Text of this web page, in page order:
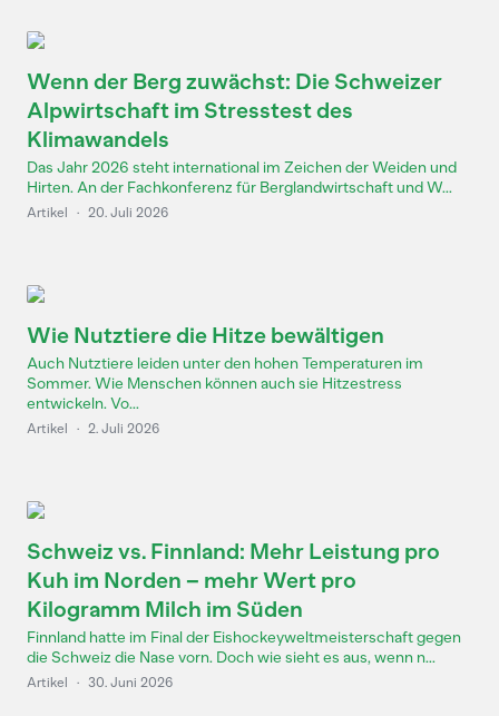
Wenn der Berg zuwächst: Die Schweizer
Alpwirtschaft im Stresstest des
Klimawandels
Das Jahr 2026 steht international im Zeichen der Weiden und
Hirten. An der Fachkonferenz für Berglandwirtschaft und W...
Artikel · 20. Juli 2026
Wie Nutztiere die Hitze bewältigen
Auch Nutztiere leiden unter den hohen Temperaturen im
Sommer. Wie Menschen können auch sie Hitzestress
entwickeln. Vo...
Artikel · 2. Juli 2026
Schweiz vs. Finnland: Mehr Leistung pro
Kuh im Norden – mehr Wert pro
Kilogramm Milch im Süden
Finnland hatte im Final der Eishockeyweltmeisterschaft gegen
die Schweiz die Nase vorn. Doch wie sieht es aus, wenn n...
Artikel · 30. Juni 2026